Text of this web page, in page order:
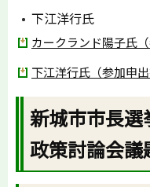
下江洋行氏
カークランド陽子氏
下江洋行氏（参加申
新城市市長
政策討論会議